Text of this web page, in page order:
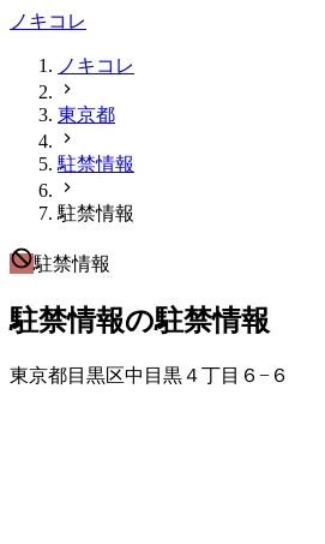
ノキコレ
ノキコレ
東京都
駐禁情報
駐禁情報
駐禁情報
駐禁情報の駐禁情報
東京都目黒区中目黒４丁目６−６